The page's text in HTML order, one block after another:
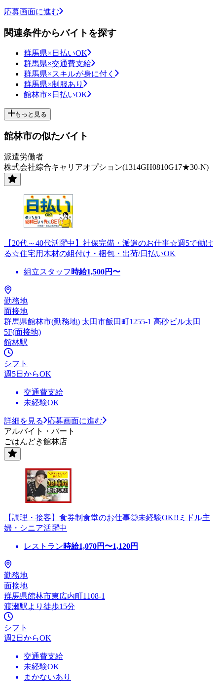
応募画面に進む
関連条件からバイトを探す
群馬県×日払いOK
群馬県×交通費支給
群馬県×スキルが身に付く
群馬県×制服あり
館林市×日払いOK
もっと見る
館林市の似たバイト
派遣労働者
株式会社綜合キャリアオプション(1314GH0810G17★30-N)
【20代～40代活躍中】社保完備・派遣のお仕事☆週5で働け
る☆住宅用木材の組付け・梱包・出荷/日払いOK
組立スタッフ 時給1,500円〜
勤務地
面接地
群馬県館林市(勤務地) 太田市飯田町1255-1 高砂ビル太田
5F(面接地)
館林駅
シフト
週5日からOK
交通費支給
未経験OK
詳細を見る
応募画面に進む
アルバイト・パート
ごはんどき館林店
【調理・接客】食券制食堂のお仕事◎未経験OK!!ミドル主
婦・シニア活躍中
レストラン時給1,070円〜1,120円
勤務地
面接地
群馬県館林市東広内町1108-1
渡瀬駅より徒歩15分
シフト
週2日からOK
交通費支給
未経験OK
まかないあり